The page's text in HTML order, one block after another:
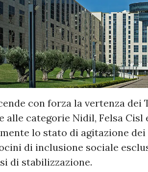
con forza la vertenza dei
alle categorie Nidil, Felsa
lo stato di agitazione
di inclusione sociale
di stabilizzazione.